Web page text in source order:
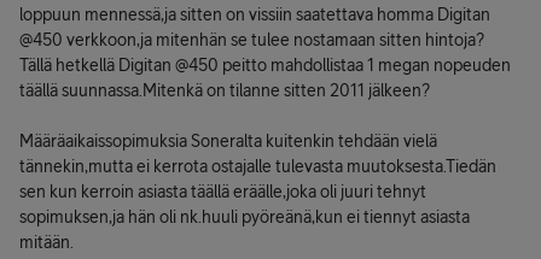
loppuun mennessä,ja sitten on vissiin saatettava homma Digitan
@450 verkkoon,ja mitenhän se tulee nostamaan sitten hintoja?
Tällä hetkellä Digitan @450 peitto mahdollistaa 1 megan nopeuden
täällä suunnassa.Mitenkä on tilanne sitten 2011 jälkeen?
Määräaikaissopimuksia Soneralta kuitenkin tehdään vielä
tännekin,mutta ei kerrota ostajalle tulevasta muutoksesta.Tiedän
sen kun kerroin asiasta täällä eräälle,joka oli juuri tehnyt
sopimuksen,ja hän oli nk.huuli pyöreänä,kun ei tiennyt asiasta
mitään.